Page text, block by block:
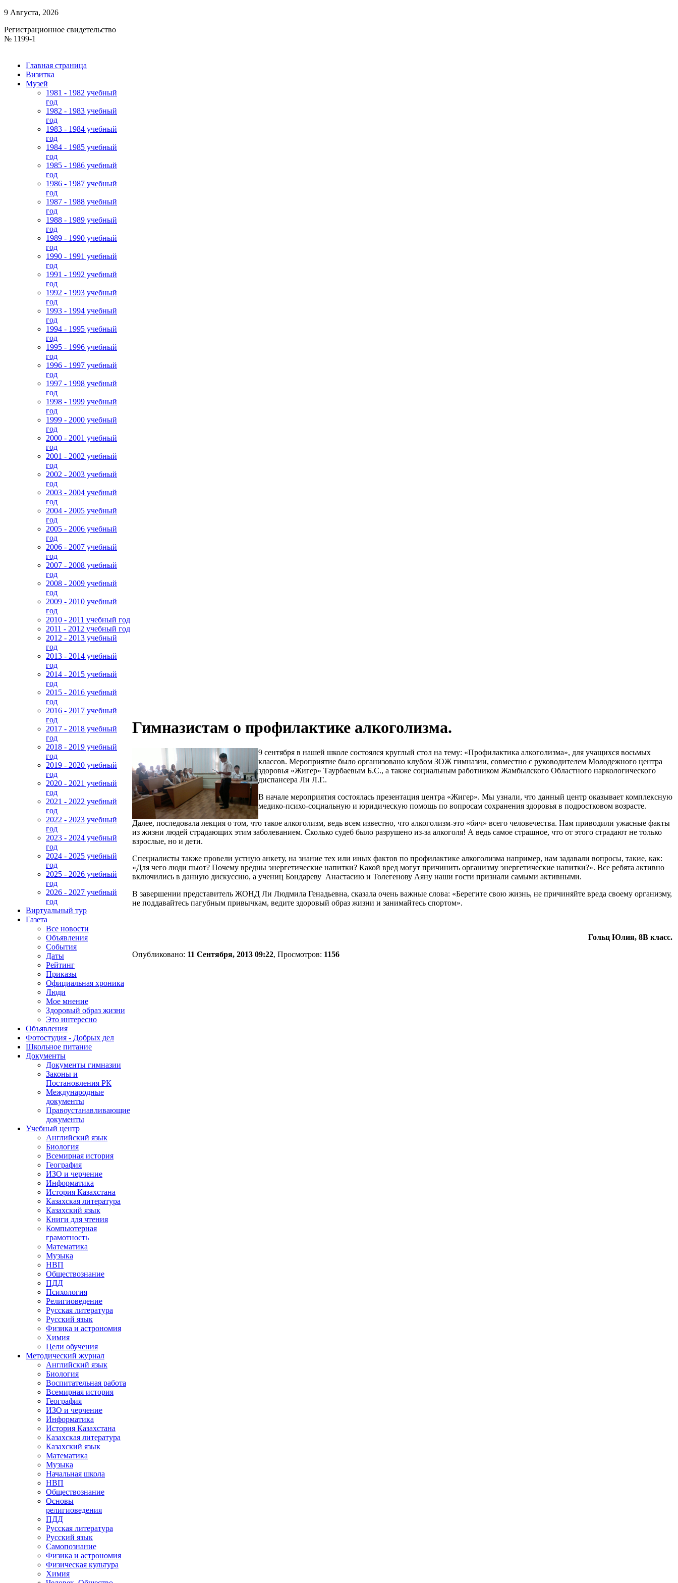
9 Августа, 2026
Регистрационное свидетельство
№ 1199-1
Главная страница
Визитка
Музей
1981 - 1982 учебный
год
1982 - 1983 учебный
год
1983 - 1984 учебный
год
1984 - 1985 учебный
год
1985 - 1986 учебный
год
1986 - 1987 учебный
год
1987 - 1988 учебный
год
1988 - 1989 учебный
год
1989 - 1990 учебный
год
1990 - 1991 учебный
год
1991 - 1992 учебный
год
1992 - 1993 учебный
год
1993 - 1994 учебный
год
1994 - 1995 учебный
год
1995 - 1996 учебный
год
1996 - 1997 учебный
год
1997 - 1998 учебный
год
1998 - 1999 учебный
год
1999 - 2000 учебный
год
2000 - 2001 учебный
год
2001 - 2002 учебный
год
2002 - 2003 учебный
год
2003 - 2004 учебный
год
2004 - 2005 учебный
год
2005 - 2006 учебный
год
2006 - 2007 учебный
год
2007 - 2008 учебный
год
2008 - 2009 учебный
год
2009 - 2010 учебный
год
2010 - 2011 учебный год
2011 - 2012 учебный год
2012 - 2013 учебный
год
2013 - 2014 учебный
год
2014 - 2015 учебный
год
2015 - 2016 учебный
год
2016 - 2017 учебный
год
2017 - 2018 учебный
год
2018 - 2019 учебный
год
2019 - 2020 учебный
год
2020 - 2021 учебный
год
2021 - 2022 учебный
год
2022 - 2023 учебный
год
2023 - 2024 учебный
год
2024 - 2025 учебный
год
2025 - 2026 учебный
год
2026 - 2027 учебный
год
Виртуальный тур
Газета
Все новости
Объявления
События
Даты
Рейтинг
Приказы
Официальная хроника
Люди
Мое мнение
Здоровый образ жизни
Это интересно
Объявления
Фотостудия - Добрых дел
Школьное питание
Документы
Документы гимназии
Законы и
Постановления РК
Международные
документы
Правоустанавливающие
документы
Учебный центр
Английский язык
Биология
Всемирная история
География
ИЗО и черчение
Информатика
История Казахстана
Казахская литература
Казахский язык
Книги для чтения
Компьютерная
грамотность
Математика
Музыка
НВП
Обществознание
ПДД
Психология
Религиоведение
Русская литература
Русский язык
Физика и астрономия
Химия
Цели обучения
Методический журнал
Английский язык
Биология
Воспитательная работа
Всемирная история
География
ИЗО и черчение
Информатика
История Казахстана
Казахская литература
Казахский язык
Математика
Музыка
Начальная школа
НВП
Обществознание
Основы
религиоведения
ПДД
Русская литература
Русский язык
Самопознание
Физика и астрономия
Физическая культура
Химия
Гимназистам о профилактике алкоголизма.
9 сентября в нашей школе состоялся круглый стол на тему: «Профилактика алкоголизма», для учащихся восьмых
классов. Мероприятие было организовано клубом ЗОЖ гимназии, совместно с руководителем Молодежного центра
здоровья «Жигер» Таурбаевым Б.С., а также социальным работником Жамбылского Областного наркологического
диспансера Ли Л.Г..
В начале мероприятия состоялась презентация центра «Жигер». Мы узнали, что данный центр оказывает комплексную
медико-психо-социальную и юридическую помощь по вопросам сохранения здоровья в подростковом возрасте.
Далее, последовала лекция о том, что такое алкоголизм, ведь всем известно, что алкоголизм-это «бич» всего человечества. Нам приводили ужасные факты
из жизни людей страдающих этим заболеванием. Сколько судеб было разрушено из-за алкоголя! А ведь самое страшное, что от этого страдают не только
взрослые, но и дети.
Специалисты также провели устную анкету, на знание тех или иных фактов по профилактике алкоголизма например, нам задавали вопросы, такие, как:
«Для чего люди пьют? Почему вредны энергетические напитки? Какой вред могут причинить организму энергетические напитки?». Все ребята активно
включились в данную дискуссию, а учениц Бондареву Анастасию и Толегенову Аяну наши гости признали самыми активными.
В завершении представитель ЖОНД Ли Людмила Генадьевна, сказала очень важные слова: «Берегите свою жизнь, не причиняйте вреда своему организму,
не поддавайтесь пагубным привычкам, ведите здоровый образ жизни и занимайтесь спортом».
Гольц Юлия, 8В класс.
Опубликовано: 11 Сентября, 2013 09:22, Просмотров: 1156